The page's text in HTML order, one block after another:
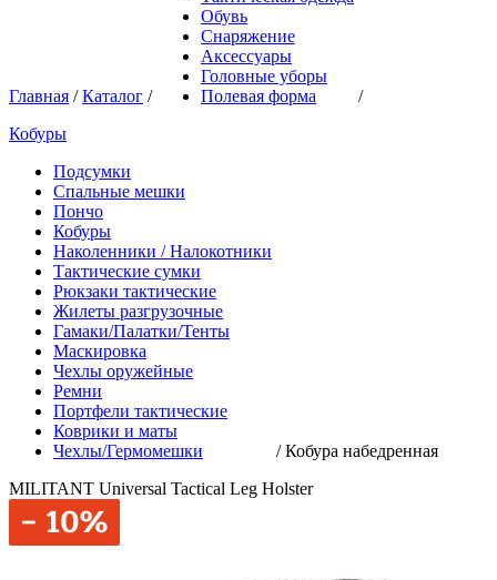
Главная /Каталог /
Обувь
Снаряжение
Аксессуары
Головные уборы
Полевая форма
/
Кобуры
Подсумки
Спальные мешки
Пончо
Кобуры
Наколенники / Налокотники
Тактические сумки
Рюкзаки тактические
Жилеты разгрузочные
Гамаки/Палатки/Тенты
Маскировка
Чехлы оружейные
Ремни
Портфели тактические
Коврики и маты
Чехлы/Гермомешки
/Кобура набедренная
MILITANT Universal Tactical Leg Holster